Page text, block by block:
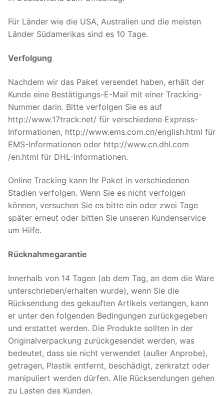
Für Länder wie die USA, Australien und die meisten
Länder Südamerikas sind es 10 Tage.
Verfolgung
Nachdem wir das Paket versendet haben, erhält der
Kunde eine Bestätigungs-E-Mail mit einer Tracking-
Nummer darin. Bitte verfolgen Sie es auf
http://www.17track.net/ für verschiedene Express-
Informationen, http://www.ems.com.cn/english.html für
EMS-Informationen oder http://www.cn.dhl.com
/en.html für DHL-Informationen.
Online Tracking kann Ihr Paket in verschiedenen
Stadien verfolgen. Wenn Sie es nicht verfolgen
können, versuchen Sie es bitte ein oder zwei Tage
später erneut oder bitten Sie unseren Kundenservice
um Hilfe.
Rücknahmegarantie
Innerhalb von 14 Tagen (ab dem Tag, an dem die Ware
unterschrieben/erhalten wurde), wenn Sie die
Rücksendung des gekauften Artikels verlangen, kann
er unter den folgenden Bedingungen zurückgegeben
und erstattet werden. Die Produkte sollten in der
Originalverpackung zurückgesendet werden, was
bedeutet, dass sie nicht verwendet (außer Anprobe),
getragen, Plastik entfernt, beschädigt, zerkratzt oder
manipuliert werden dürfen. Alle Rücksendungen gehen
zu Lasten des Kunden.